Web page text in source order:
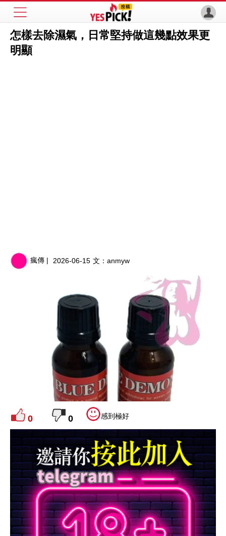
怎樣去除濕氣，日常堅持做這幾點效果更
明顯
瘋傳 | 2026-06-15 文： anmyw
0 0 感到極好